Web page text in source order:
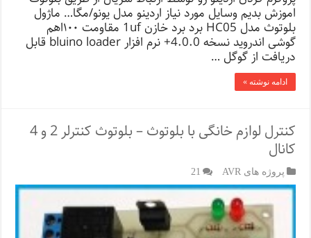
اموزش بدیم وسایل مورد نیاز اردینو مدل یونو/مگا… ماژول
بلوتوث مدل HC05 برد برد خازن 1uf مقاومت ۱۰۰اهم
گوشی اندروید نسخه 4.0.0+ نرم افزار bluino loader قابل
دریافت از گوگل …
ادامه نوشته »
کنترل لوازم خانگی با بلوتوث – بلوتوث کنترلر 2 و 4
کانال
پروژه های AVR 21